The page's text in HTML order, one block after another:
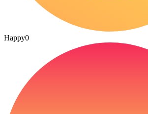
Happy0